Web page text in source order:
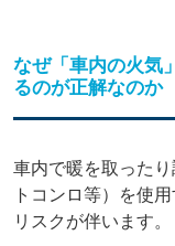
なぜ「車内の火気
るのが正解なのか
車内で暖を取った
トコンロ等）を使
リスクが伴います。